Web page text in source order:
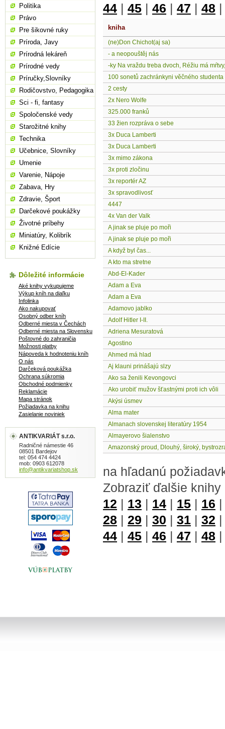
44 | 45 | 46 | 47 | 48
kniha
(ne)Don Chichot(aj sa)
- a neopouštěj nás
-ky Na vraždu treba dvoch, Réžiu má
100 sonetů zachránkyni věčného
2 cesty
2x Nero Wolfe
325.000 franků
33 žien rozpráva o sebe
3x Duca Lamberti
3x Duca Lamberti
3x mimo zákona
3x proti zločinu
3x reportér AZ
3x spravodlivosť
4447
4x Van der Valk
A jinak se pluje po moři
A jinak se pluje po moři
A když byl čas...
A kto ma stretne
Abd-El-Kader
Adam a Eva
Adam a Eva
Adamovo jablko
Adolf Hitler I-II.
Adriena Mesuratová
Agostino
Ahmed má hlad
Aj klauni prinášajú slzy
Ako sa ženili Kevongovci
Ako urobiť mužov šťastnými proti ich vôli
Akýsi úsmev
Alma mater
Almanach slovenskej literatúry 1954
Almayerovo šialenstvo
Amazonský proud, Dlouhý, široký,
na hľadanú
Zobraziť ďalšie
12 | 13 | 14 | 15 | 16
28 | 29 | 30 | 31 | 32
44 | 45 | 46 | 47 | 48
Politika
Právo
Pre šikovné ruky
Príroda, Javy
Prírodná lekáreň
Prírodné vedy
Príručky,Slovníky
Rodičovstvo, Pedagogika
Sci - fi, fantasy
Spoločenské vedy
Starožitné knihy
Technika
Učebnice, Slovníky
Umenie
Varenie, Nápoje
Zabava, Hry
Zdravie, Šport
Darčekové poukážky
Životné príbehy
Miniatúry, Kolibrík
Knižné Edície
Dôležité informácie
Aké knihy vykupujeme
Výkup kníh na diaľku
Infolinka
Ako nakupovať
Osobný odber kníh
Odberné miesta v Čechách
Odberné miesta na Slovensku
Poštovné do zahraničia
Možnosti platby
Nápoveda k hodnoteniu kníh
O nás
Darčeková poukážka
Ochrana súkromia
Obchodné podmienky
Reklamácie
Mapa stránok
Požiadavka na knihu
Zasielanie noviniek
ANTIKVARIÁT s.r.o.
Radničné námestie 46
08501 Bardejov
tel: 054 474 4424
mob: 0903 612078
info@antikvariatshop.sk